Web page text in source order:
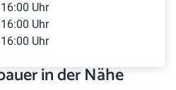
Uhr
Uhr
Uhr
in der Nähe